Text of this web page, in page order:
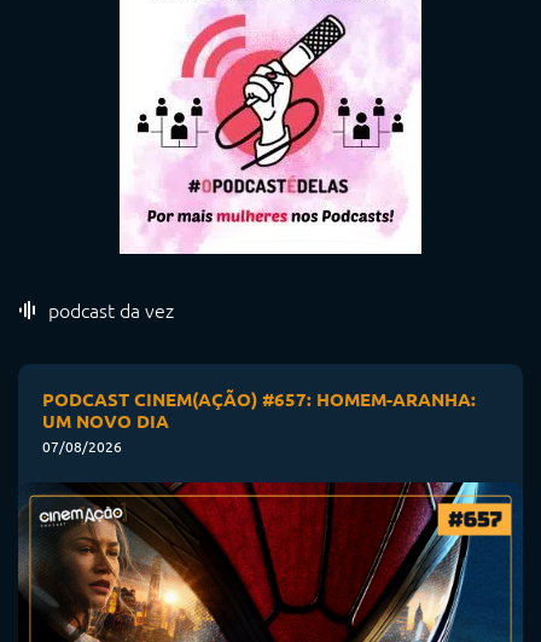
podcast da vez
PODCAST CINEM(AÇÃO) #657: HOMEM-ARANHA:
UM NOVO DIA
07/08/2026